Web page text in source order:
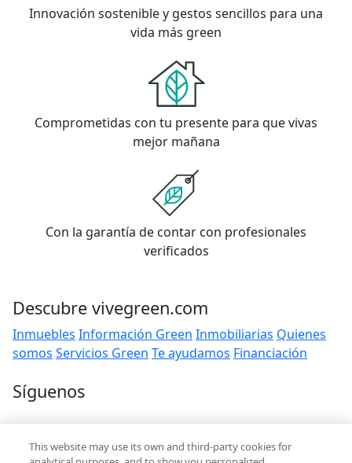
Innovación sostenible y gestos sencillos para una
vida más green
Comprometidas con tu presente para que vivas
mejor mañana
Con la garantía de contar con profesionales
verificados
Descubre vivegreen.com
Inmuebles Información Green Inmobiliarias Quienes
somos Servicios Green Te ayudamos Financiación
Síguenos
Contacto
hola@vivegreen.com
This website may use its own and third-party cookies for